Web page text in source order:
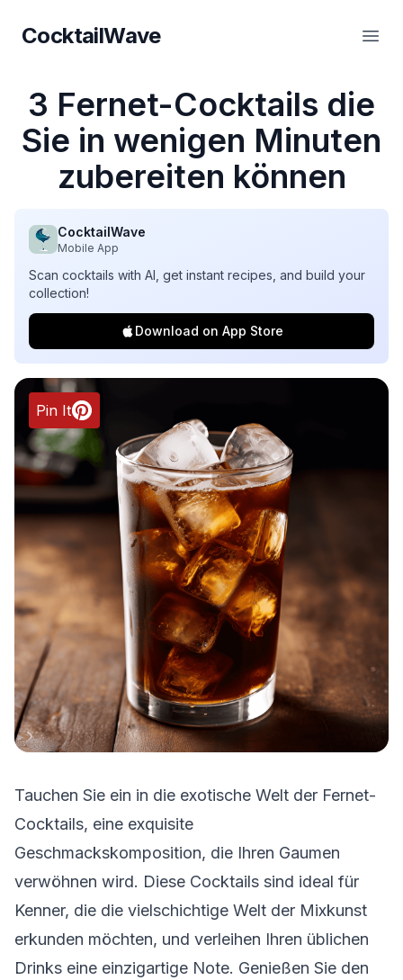
CocktailWave
CocktailWave
3 Fernet-Cocktails die
Sie in wenigen Minuten
zubereiten können
CocktailWave
Mobile App
Scan cocktails with AI, get instant recipes, and build your
collection!
Download on App Store
Pin It
Tauchen Sie ein in die exotische Welt der Fernet-
Cocktails, eine exquisite
Geschmackskomposition, die Ihren Gaumen
verwöhnen wird. Diese Cocktails sind ideal für
Kenner, die die vielschichtige Welt der Mixkunst
erkunden möchten, und verleihen Ihren üblichen
Drinks eine einzigartige Note. Genießen Sie den